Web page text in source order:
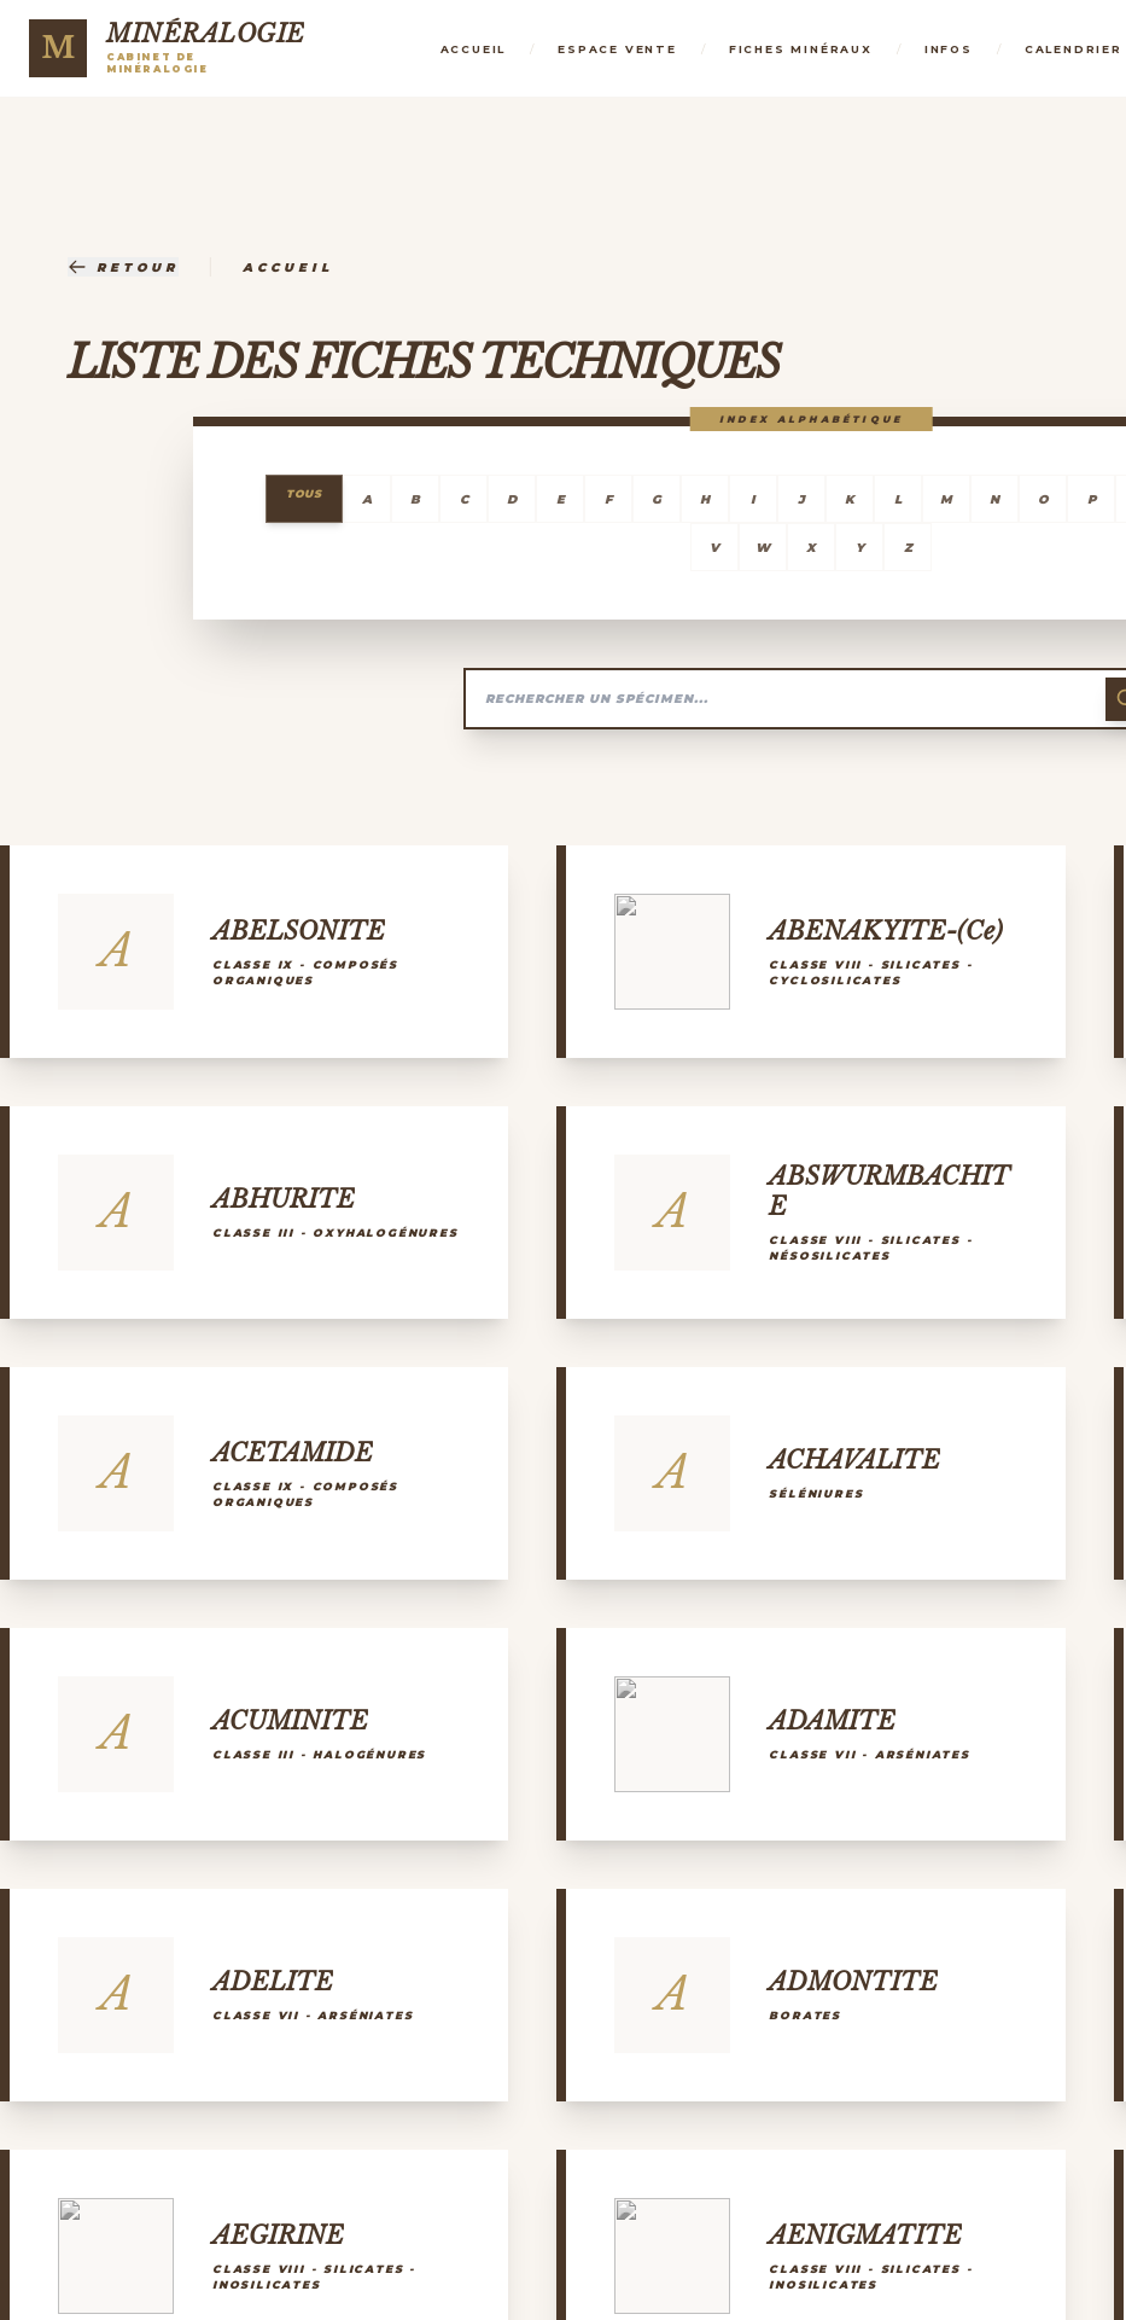
M MINÉRALOGIE
CABINET DE
MINÉRALOGIE
ACCUEIL / ESPACE VENTE / FICHES MINÉRAUX / INFOS / CALENDRIER
RETOUR ACCUEIL
LISTE DES FICHES TECHNIQUES
INDEX ALPHABÉTIQUE
TOUS A B C D E F G H I J K L M N O P
V W X Y Z
A ABELSONITE
CLASSE IX - COMPOSÉS
ORGANIQUES
ABENAKYITE-(Ce)
CLASSE VIII - SILICATES -
CYCLOSILICATES
A ABHURITE
CLASSE III - OXYHALOGÉNURES A
ABSWURMBACHIT
E
CLASSE VIII - SILICATES -
NÉSOSILICATES
A ACETAMIDE
CLASSE IX - COMPOSÉS
ORGANIQUES
A ACHAVALITE
SÉLÉNIURES
A ACUMINITE
CLASSE III - HALOGÉNURES
ADAMITE
CLASSE VII - ARSÉNIATES
A ADELITE
CLASSE VII - ARSÉNIATES A ADMONTITE
BORATES
AEGIRINE
CLASSE VIII - SILICATES -
INOSILICATES
AENIGMATITE
CLASSE VIII - SILICATES -
INOSILICATES